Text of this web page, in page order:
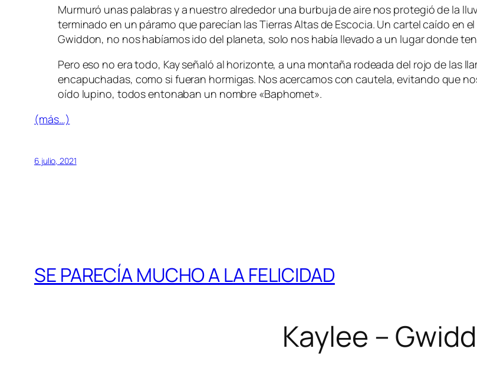
Murmuró unas palabras y a nuestro alrededor una burbuja de aire nos protegió de la
terminado en un páramo que parecían las Tierras Altas de Escocia. Un cartel caído en
Gwiddon, no nos habíamos ido del planeta, solo nos había llevado a un lugar donde
Pero eso no era todo, Kay señaló al horizonte, a una montaña rodeada del rojo de las
encapuchadas, como si fueran hormigas. Nos acercamos con cautela, evitando que
oído lupino, todos entonaban un nombre «Baphomet».
(más…)
6 julio, 2021
SE PARECÍA MUCHO A LA FELICIDAD
Kaylee –